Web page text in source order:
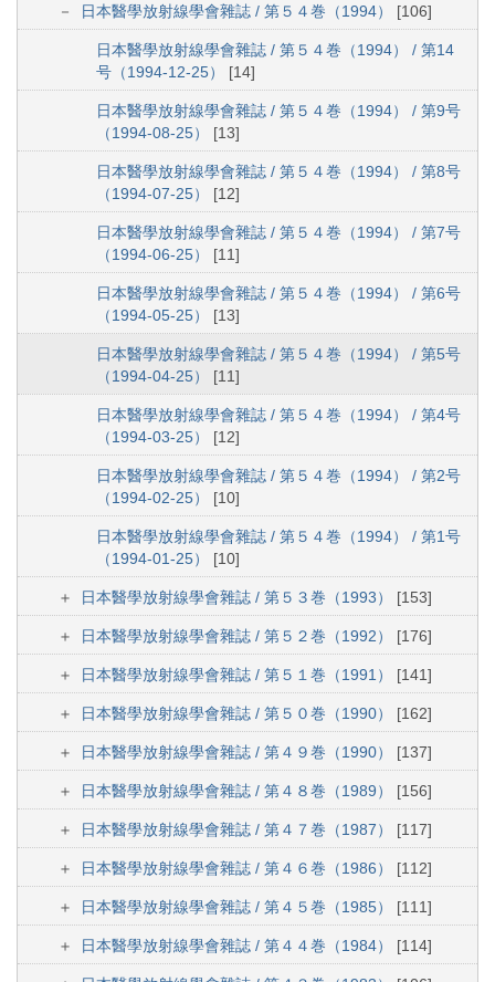
日本醫學放射線學會雜誌 / 第５４巻（1994） [106]
日本醫學放射線學會雜誌 / 第５４巻（1994） / 第14
号（1994-12-25） [14]
日本醫學放射線學會雜誌 / 第５４巻（1994） / 第9号
（1994-08-25） [13]
日本醫學放射線學會雜誌 / 第５４巻（1994） / 第8号
（1994-07-25） [12]
日本醫學放射線學會雜誌 / 第５４巻（1994） / 第7号
（1994-06-25） [11]
日本醫學放射線學會雜誌 / 第５４巻（1994） / 第6号
（1994-05-25） [13]
日本醫學放射線學會雜誌 / 第５４巻（1994） / 第5号
（1994-04-25） [11]
日本醫學放射線學會雜誌 / 第５４巻（1994） / 第4号
（1994-03-25） [12]
日本醫學放射線學會雜誌 / 第５４巻（1994） / 第2号
（1994-02-25） [10]
日本醫學放射線學會雜誌 / 第５４巻（1994） / 第1号
（1994-01-25） [10]
日本醫學放射線學會雜誌 / 第５３巻（1993） [153]
日本醫學放射線學會雜誌 / 第５２巻（1992） [176]
日本醫學放射線學會雜誌 / 第５１巻（1991） [141]
日本醫學放射線學會雜誌 / 第５０巻（1990） [162]
日本醫學放射線學會雜誌 / 第４９巻（1990） [137]
日本醫學放射線學會雜誌 / 第４８巻（1989） [156]
日本醫學放射線學會雜誌 / 第４７巻（1987） [117]
日本醫學放射線學會雜誌 / 第４６巻（1986） [112]
日本醫學放射線學會雜誌 / 第４５巻（1985） [111]
日本醫學放射線學會雜誌 / 第４４巻（1984） [114]